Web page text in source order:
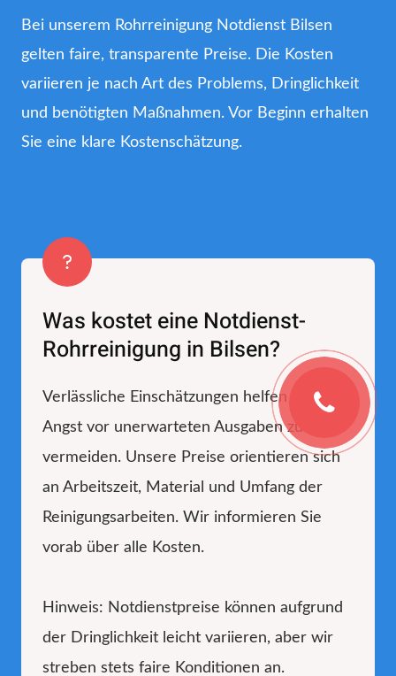
Bei unserem Rohrreinigung Notdienst Bilsen
gelten faire, transparente Preise. Die Kosten
variieren je nach Art des Problems, Dringlichkeit
und benötigten Maßnahmen. Vor Beginn erhalten
Sie eine klare Kostenschätzung.
Was kostet eine Notdienst-
Rohrreinigung in Bilsen?
Verlässliche Einschätzungen helfen Ihnen,
Angst vor unerwarteten Ausgaben zu
vermeiden. Unsere Preise orientieren sich
an Arbeitszeit, Material und Umfang der
Reinigungsarbeiten. Wir informieren Sie
vorab über alle Kosten.
Hinweis: Notdienstpreise können aufgrund
der Dringlichkeit leicht variieren, aber wir
streben stets faire Konditionen an.